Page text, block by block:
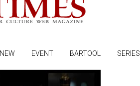
NEW EVENT BARTOOL SERIES